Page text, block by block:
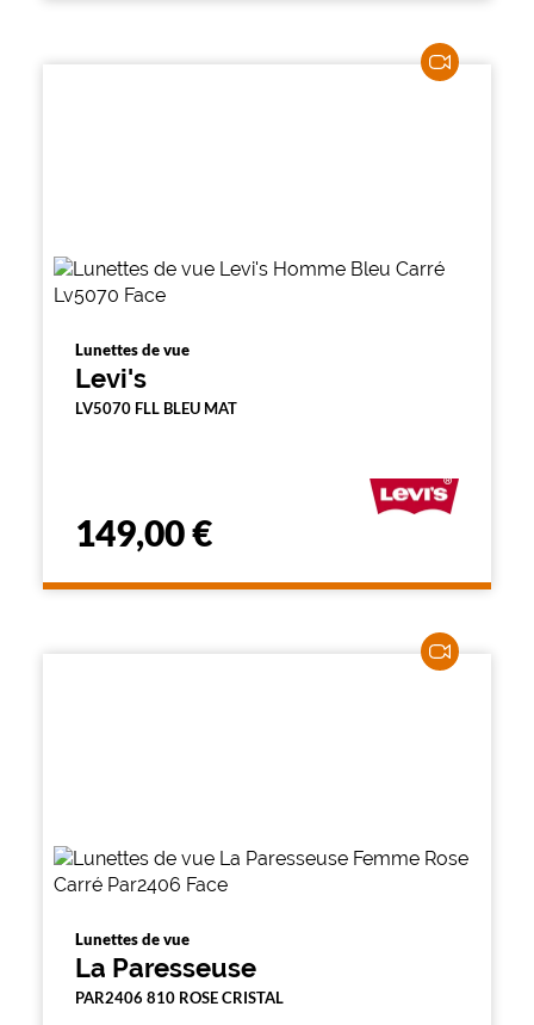
Lunettes de vue
Levi's
LV5070 FLL BLEU MAT
149,00 €
Lunettes de vue
La Paresseuse
PAR2406 810 ROSE CRISTAL